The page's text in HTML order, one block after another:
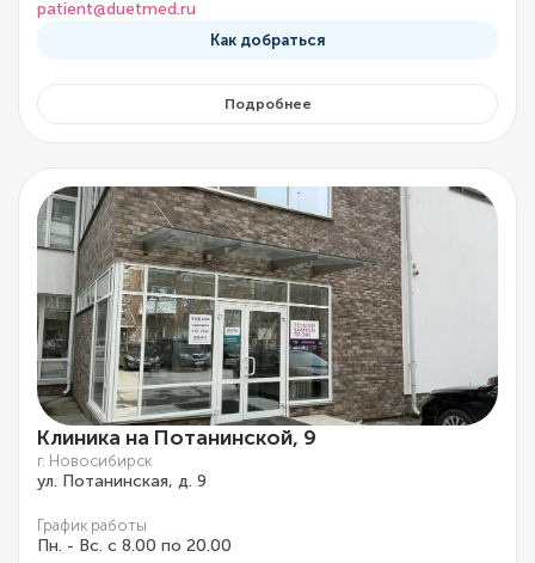
patient@duetmed.ru
Как добраться
Подробнее
Клиника на Потанинской, 9
г. Новосибирск
ул. Потанинская, д. 9
График работы
Пн. - Вс. с 8.00 по 20.00